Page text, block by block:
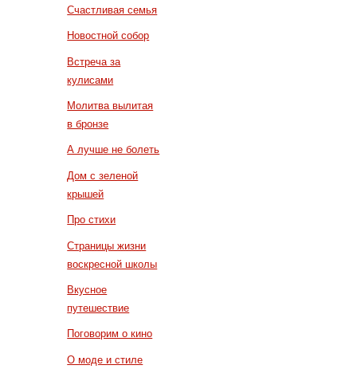
Счастливая семья
Новостной собор
Встреча за
кулисами
Молитва вылитая
в бронзе
А лучше не болеть
Дом с зеленой
крышей
Про стихи
Страницы жизни
воскресной школы
Вкусное
путешествие
Поговорим о кино
О моде и стиле